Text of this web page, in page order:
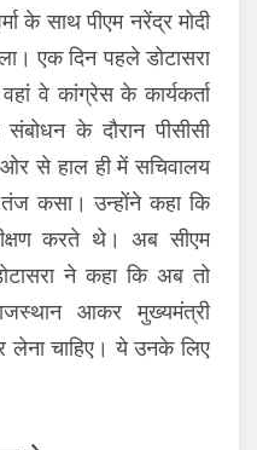
के साथ पीएम नरेंद्र मोदी
एक दिन पहले डोटासरा
वे कांग्रेस के कार्यकर्ता
के दौरान पीसीसी
से हाल ही में सचिवालय
कसा। उन्होंने कहा कि
करते थे। अब सीएम
ने कहा कि अब तो
आकर मुख्यमंत्री
लेना चाहिए। ये उनके लिए